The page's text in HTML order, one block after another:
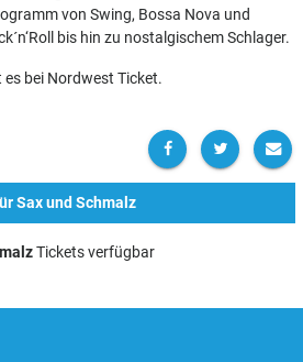
von Swing, Bossa Nova und
bis hin zu nostalgischem Schlager.
bei Nordwest Ticket.
Sax und Schmalz
Tickets verfügbar